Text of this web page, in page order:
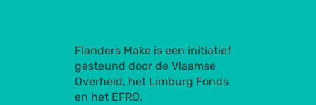
Flanders Make is een initiatief
gesteund door de Vlaamse
Overheid, het Limburg Fonds
en het EFRO.